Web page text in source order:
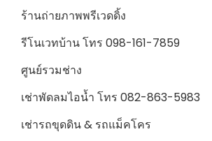
ร้านถ่ายภาพพรีเวดดิ้ง
รีโนเวทบ้าน โทร 098-161-7859
ศูนย์รวมช่าง
เช่าพัดลมไอน้ำ โทร 082-863-5983
เช่ารถขุดดิน & รถแม็คโคร